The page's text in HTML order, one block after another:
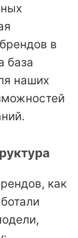
в
база
наших
как